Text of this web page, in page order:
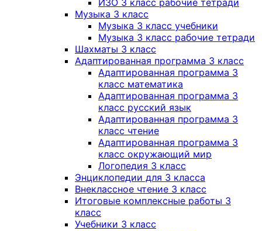
ИЗО 3 класс рабочие тетради
Музыка 3 класс
Музыка 3 класс учебники
Музыка 3 класс рабочие тетради
Шахматы 3 класс
Адаптированная программа 3 класс
Адаптированная программа 3
класс математика
Адаптированная программа 3
класс русский язык
Адаптированная программа 3
класс чтение
Адаптированная программа 3
класс окружающий мир
Логопедия 3 класс
Энциклопедии для 3 класса
Внеклассное чтение 3 класс
Итоговые комплексные работы 3
класс
Учебники 3 класс